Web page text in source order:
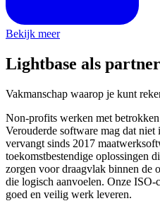
Bekijk meer
Lightbase als partner
Vakmanschap waarop je kunt
Non-profits werken met
Verouderde software mag dat
vervangt sinds 2017
toekomstbestendige oplossingen
zorgen voor draagvlak binnen de
die logisch aanvoelen. Onze
goed en veilig werk leveren.